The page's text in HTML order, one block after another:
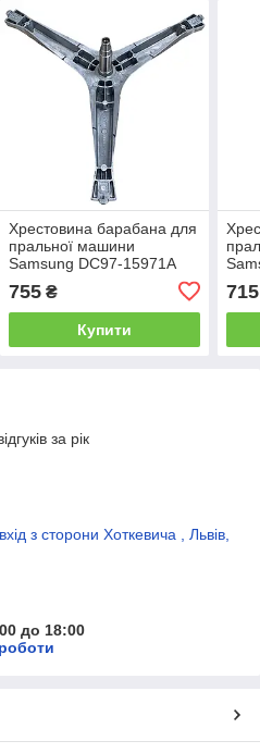
Хрестовина барабана для
пральної машини
Samsung DC97-15971A
755₴
Купити
715
за рік
з сторони Хоткевича , Львів,
до 18:00